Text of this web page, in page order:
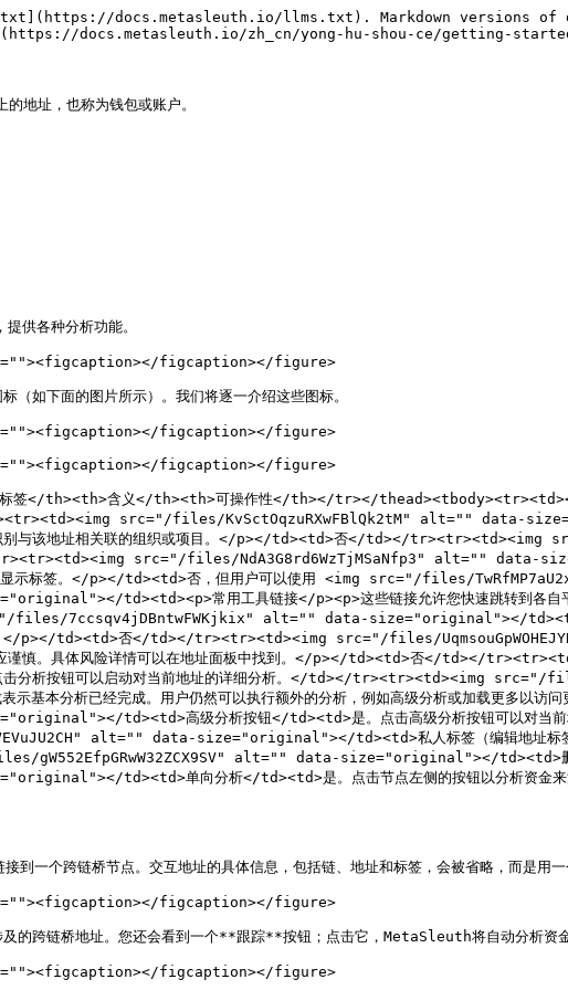
docs.metasleuth.io/llms.txt). Markdown versions of
docs.metasleuth.io/zh_cn/yong-hu-shou-ce/getting-
地址，也称为钱包或账户。
供各种分析功能。
figcaption></figure>
（如下面的图片所示）。我们将逐一介绍这些图标。
figcaption></figure>
figcaption></figure>
</th><th>含义</th><th>可操作性</th></tr></
src="/files/KvSctOqzuRXwFBlQk2tM" alt="" data-
地识别与该地址相关联的组织或项目。</p></td><td>否</td></
src="/files/NdA3G8rd6WzTjMSaNfp3" alt="" data-
不显示标签。</p></td><td>否，但用户可以使用 <img src="/files/
td><td><p>常用工具链接</p><p>这些链接允许您快速跳转到各自平台上
7ccsqv4jDBntwFWKjkix" alt="" data-size="original"></td><td><p>
整信息。</p></td><td>否</td></tr><tr><td><img src="/files/
时应谨慎。具体风险详情可以在地址面板中找到。</p></td><td>否</td></
析按钮可以启动对当前地址的详细分析。</td></tr><tr><td><img
分析已经完成。用户仍然可以执行额外的分析，例如高级分析或加载更多以
td><td>高级分析按钮</td><td>是。点击高级分析按钮可以对当前地址
alt="" data-size="original"></td><td>私人标签（编辑地址标签）</
gW552EfpGRwW32ZCX9SV" alt="" data-size="original"></td><td>
td><td>单向分析</td><td>是。点击节点左侧的按钮以分析资金来
一个跨链桥节点。交互地址的具体信息，包括链、地址和标签，会被省略，而是用一
figcaption></figure>
的跨链桥地址。您还会看到一个**跟踪**按钮；点击它，MetaSleuth将自动分析资金